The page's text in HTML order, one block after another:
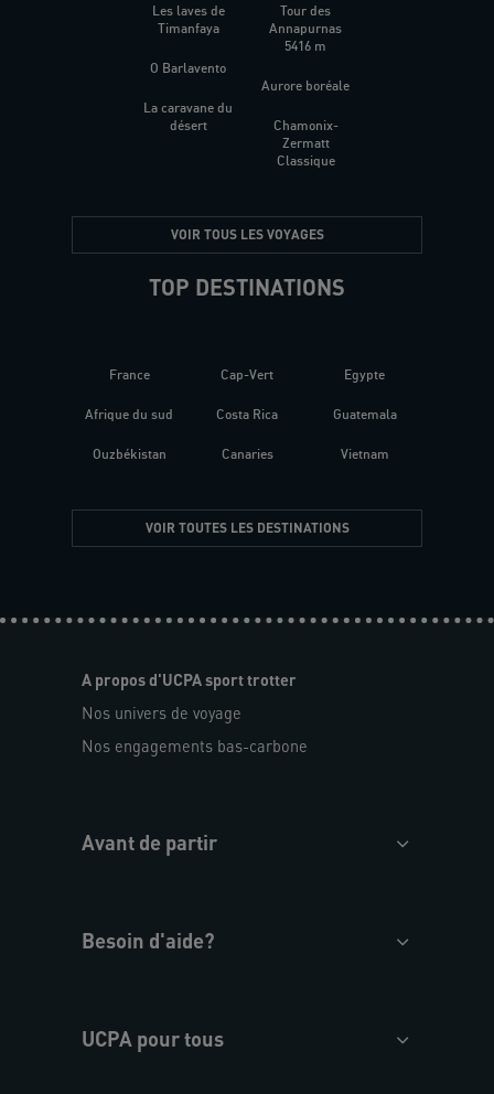
Les laves de
Timanfaya
O Barlavento
La caravane du
désert
Tour des
Annapurnas
5416 m
Aurore boréale
Chamonix-
Zermatt
Classique
VOIR TOUS LES VOYAGES
TOP DESTINATIONS
France
Afrique du sud
Ouzbékistan
Cap-Vert
Costa Rica
Canaries
Egypte
Guatemala
Vietnam
VOIR TOUTES LES DESTINATIONS
A propos d'UCPA sport trotter
Nos univers de voyage
Nos engagements bas-carbone
Avant de partir
Besoin d'aide?
UCPA pour tous